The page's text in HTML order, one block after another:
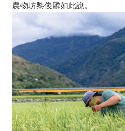
農物坊黎俊麟如此說。